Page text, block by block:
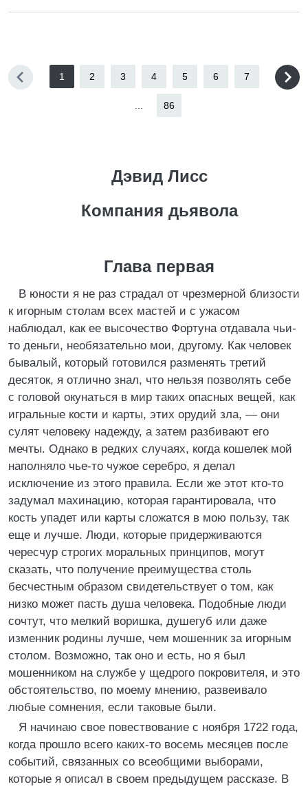
1 2 3 4 5 6 7
86
Дэвид Лисс
Компания дьявола
Глава первая
В юности я не раз страдал от чрезмерной близости
к игорным столам всех мастей и с ужасом
наблюдал, как ее высочество Фортуна отдавала чьи-
то деньги, необязательно мои, другому. Как человек
бывалый, который готовился разменять третий
десяток, я отлично знал, что нельзя позволять себе
с головой окунаться в мир таких опасных вещей, как
игральные кости и карты, этих орудий зла, — они
сулят человеку надежду, а затем разбивают его
мечты. Однако в редких случаях, когда кошелек мой
наполняло чье-то чужое серебро, я делал
исключение из этого правила. Если же этот кто-то
задумал махинацию, которая гарантировала, что
кость упадет или карты сложатся в мою пользу, так
еще и лучше. Люди, которые придерживаются
чересчур строгих моральных принципов, могут
сказать, что получение преимущества столь
бесчестным образом свидетельствует о том, как
низко может пасть душа человека. Подобные люди
сочтут, что мелкий воришка, душегуб или даже
изменник родины лучше, чем мошенник за игорным
столом. Возможно, так оно и есть, но я был
мошенником на службе у щедрого покровителя, и это
обстоятельство, по моему мнению, развеивало
любые сомнения, если таковые были.
Я начинаю свое повествование с ноября 1722 года,
когда прошло всего каких-то восемь месяцев после
событий, связанных со всеобщими выборами,
которые я описал в своем предыдущем рассказе. В